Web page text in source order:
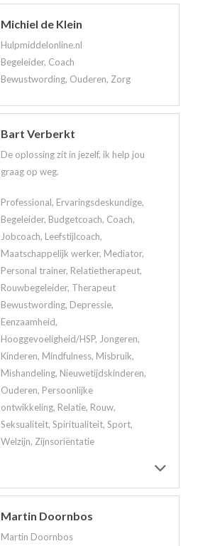
Michiel de Klein
Hulpmiddelonline.nl
Begeleider, Coach
Bewustwording, Ouderen, Zorg
Bart Verberkt
De oplossing zit in jezelf, ik help jou
graag op weg.
Professional, Ervaringsdeskundige,
Begeleider, Budgetcoach, Coach,
Jobcoach, Leefstijlcoach,
Maatschappelijk werker, Mediator,
Personal trainer, Relatietherapeut,
Rouwbegeleider, Therapeut
Bewustwording, Depressie,
Eenzaamheid,
Hooggevoeligheid/HSP, Jongeren,
Kinderen, Mindfulness, Misbruik,
Mishandeling, Nieuwetijdskinderen,
Ouderen, Persoonlijke
ontwikkeling, Relatie, Rouw,
Seksualiteit, Spiritualiteit, Sport,
Welzijn, Zijnsoriëntatie
Martin Doornbos
Martin Doornbos